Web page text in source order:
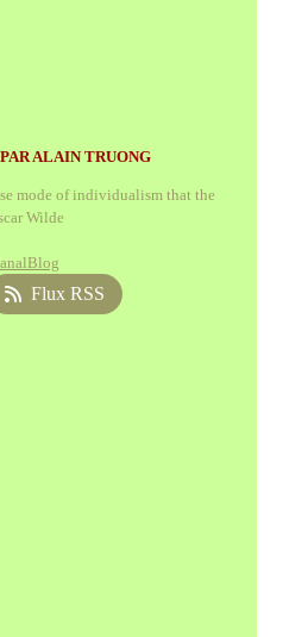
ALAIN TRUONG
mode of individualism that the
Wilde
Flux RSS